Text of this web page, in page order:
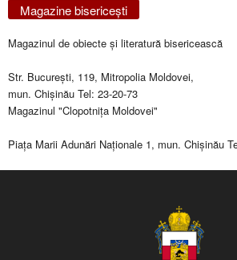
Magazine bisericeşti
Magazinul de obiecte şi literatură bisericească
Str. Bucureşti, 119, Mitropolia Moldovei,
mun. Chişinău Tel: 23-20-73
Magazinul "Clopotniţa Moldovei"
Piaţa Marii Adunări Naţionale 1, mun. Chişinău